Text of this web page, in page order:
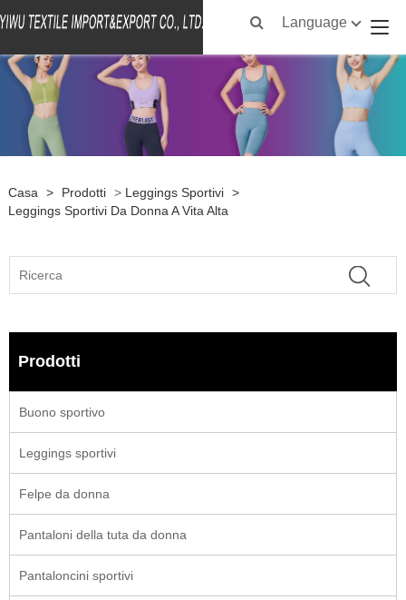
Language
Casa > Prodotti > Leggings Sportivi >
Leggings Sportivi Da Donna A Vita Alta
Prodotti
Buono sportivo
Leggings sportivi
Felpe da donna
Pantaloni della tuta da donna
Pantaloncini sportivi